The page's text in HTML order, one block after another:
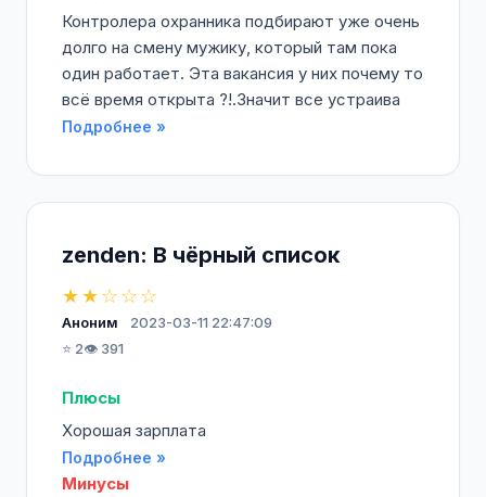
Контролера охранника подбирают уже очень
долго на смену мужику, который там пока
один работает. Эта вакансия у них почему то
всё время открыта ?!.Значит все устраива
Подробнее »
zenden: В чёрный список
★★☆☆☆
Аноним
2023-03-11 22:47:09
⭐ 2👁️ 391
Плюсы
Хорошая зарплата
Подробнее »
Минусы